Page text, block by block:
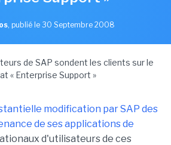
, publié le 30 Septembre 2008
modification par SAP des
de ses applications de
d'utilisateurs de ces